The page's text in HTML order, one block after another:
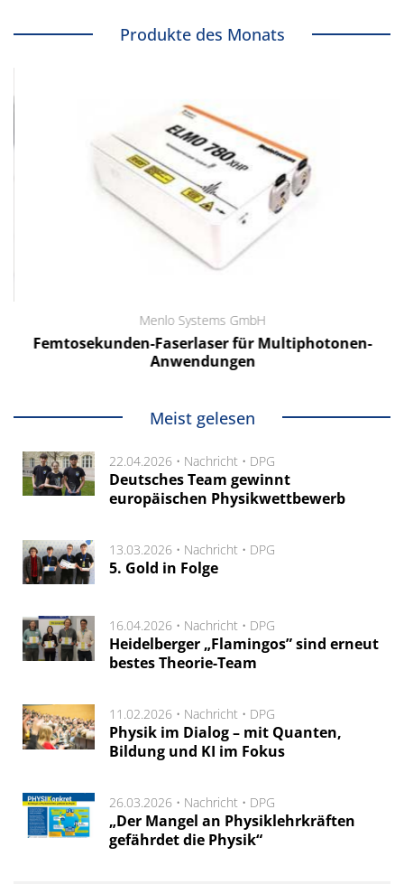
Produkte des Monats
Menlo Systems GmbH
Femtosekunden-Faserlaser für Multiphotonen-
Anwendungen
Meist gelesen
22.04.2026 • Nachricht • DPG
Deutsches Team gewinnt
europäischen Physikwettbewerb
13.03.2026 • Nachricht • DPG
5. Gold in Folge
16.04.2026 • Nachricht • DPG
Heidelberger „Flamingos” sind erneut
bestes Theorie-Team
11.02.2026 • Nachricht • DPG
Physik im Dialog – mit Quanten,
Bildung und KI im Fokus
26.03.2026 • Nachricht • DPG
„Der Mangel an Physiklehrkräften
gefährdet die Physik“